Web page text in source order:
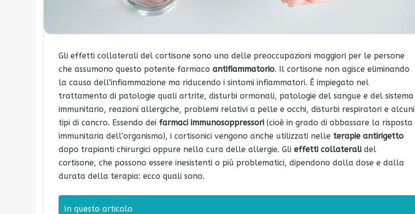
Gli effetti collaterali del cortisone sono una delle preoccupazioni maggiori per le persone
che assumono questo potente farmaco antifiammatorio. Il cortisone non agisce eliminando
la causa dell’infiammazione ma riducendo i sintomi infiammatori. È impiegato nel
trattamento di patologie quali artrite, disturbi ormonali, patologie del sangue e del sistema
immunitario, reazioni allergiche, problemi relativi a pelle e occhi, disturbi respiratori e alcuni
tipi di cancro. Essendo dei farmaci immunosoppressori (cioè in grado di abbassare la risposta
immunitaria dell’organismo), i cortisonici vengono anche utilizzati nelle terapie antirigetto
dopo trapianti chirurgici oppure nella cura delle allergie. Gli effetti collaterali del
cortisone, che possono essere inesistenti o più problematici, dipendono dalla dose e dalla
durata della terapia: ecco quali sono.
In questo articolo